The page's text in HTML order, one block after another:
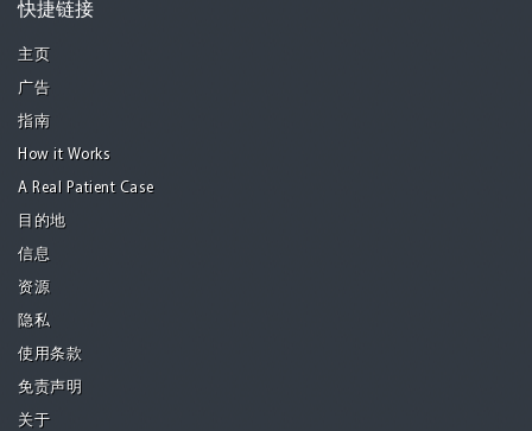
快捷链接
主页
广告
指南
How it Works
A Real Patient Case
目的地
信息
资源
隐私
使用条款
免责声明
关于